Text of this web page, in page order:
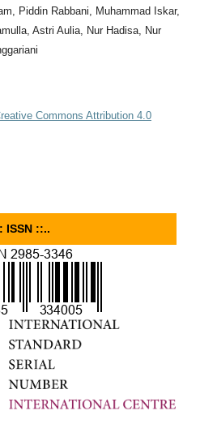
Piddin Rabbani, Muhammad Iskar,
Astri Aulia, Nur Hadisa, Nur
Commons Attribution 4.0
ISSN ::..